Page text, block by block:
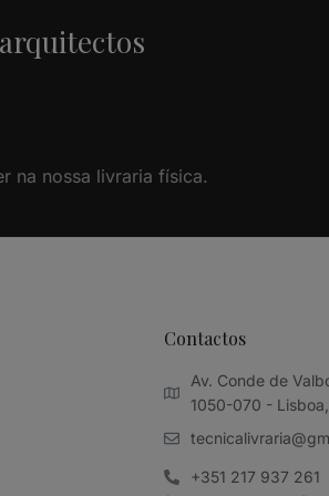
na nossa livraria física.
Contactos
Av. Conde de
1050-070 -
+351 217 937 261